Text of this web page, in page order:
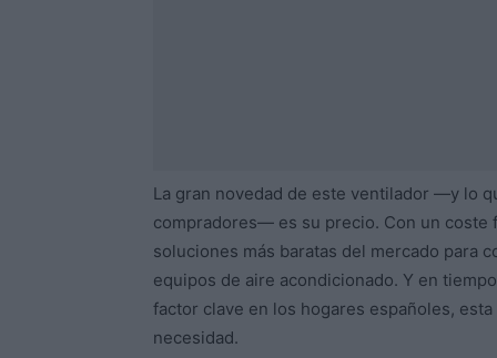
La gran novedad de este ventilador —y lo
compradores— es su precio. Con un coste
soluciones más baratas del mercado para
equipos de aire acondicionado. Y en
factor clave en los hogares españoles,
necesidad.